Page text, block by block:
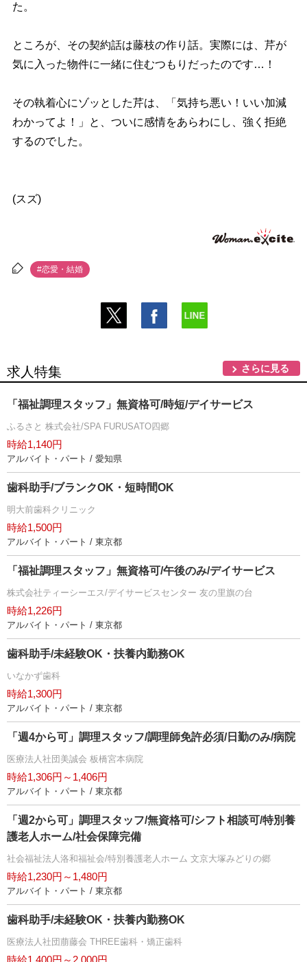
た。
ところが、その契約話は藤枝の作り話。実際には、芹が
気に入った物件に一緒に住むつもりだったのです…！
その執着心にゾッとした芹は、「気持ち悪い！いい加減
わかってよ！」と、ついに感情をあらわにし、強く拒絶
するのでした。
(スズ)
#恋愛・結婚
求人特集 さらに見る
「福祉調理スタッフ」無資格可/時短/デイサービス
ふるさと 株式会社/SPA FURUSATO四郷
時給1,140円
アルバイト・パート / 愛知県
歯科助手/ブランクOK・短時間OK
明大前歯科クリニック
時給1,500円
アルバイト・パート / 東京都
「福祉調理スタッフ」無資格可/午後のみ/デイサービス
株式会社ティーシーエス/デイサービスセンター 友の里旗の台
時給1,226円
アルバイト・パート / 東京都
歯科助手/未経験OK・扶養内勤務OK
いなかず歯科
時給1,300円
アルバイト・パート / 東京都
「週4から可」調理スタッフ/調理師免許必須/日勤のみ/病院
医療法人社団美誠会 板橋宮本病院
時給1,306円～1,406円
アルバイト・パート / 東京都
「週2から可」調理スタッフ/無資格可/シフト相談可/特別養
護老人ホーム/社会保障完備
社会福祉法人洛和福祉会/特別養護老人ホーム 文京大塚みどりの郷
時給1,230円～1,480円
アルバイト・パート / 東京都
歯科助手/未経験OK・扶養内勤務OK
医療法人社団萠藤会 THREE歯科・矯正歯科